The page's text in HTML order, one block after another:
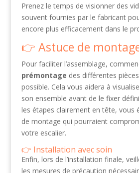
Prenez le temps de visionner des
souvent fournies par le fabricant
encore plus efficacement dans le
Astuce de
Pour faciliter l’assemblage,
prémontage des différentes
possible. Cela vous aidera à
son ensemble avant de le fixer
les étapes clairement en tête, vous
de montage qui pourraient
votre escalier.
Installation avec soin
Enfin, lors de l’installation finale,
les mesures de précaution